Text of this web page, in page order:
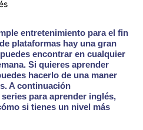
entretenimiento para el fin
plataformas hay una gran
encontrar en cualquier
Si quieresaprender
hacerlo de una maner
A continuación
para aprender inglés,
si tienes un nivel más